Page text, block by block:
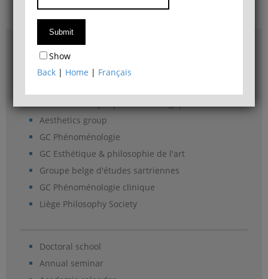
Access & maps
Philosophy Department Library
Aesthetics group
GC Phénoménologie
GC Esthétique & philosophie de l'art
Groupe belge d'études sartriennes
GC Phénoménologie clinique
Liège Philosophy Society
Doctoral school
Annual seminar
Show
Back | Home | Français